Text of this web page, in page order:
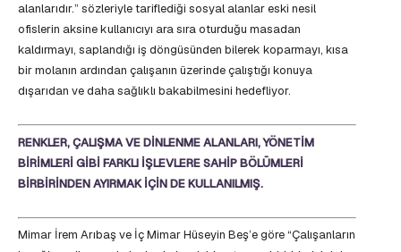
alanlarıdır.” sözleriyle tariflediği sosyal alanlar eski nesil
ofislerin aksine kullanıcıyı ara sıra oturduğu masadan
kaldırmayı, saplandığı iş döngüsünden bilerek koparmayı, kısa
bir molanın ardından çalışanın üzerinde çalıştığı konuya
dışarıdan ve daha sağlıklı bakabilmesini hedefliyor.
RENKLER, ÇALIŞMA VE DİNLENME ALANLARI, YÖNETİM
BİRİMLERİ GİBİ FARKLI İŞLEVLERE SAHİP BÖLÜMLERİ
BİRBİRİNDEN AYIRMAK İÇİN DE KULLANILMIŞ.
Mimar İrem Arıbaş ve İç Mimar Hüseyin Beş’e göre “Çalışanların